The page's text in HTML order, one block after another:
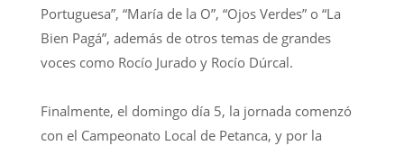
Portuguesa”, “María de la O”, “Ojos Verdes” o “La
Bien Pagá”, además de otros temas de grandes
voces como Rocío Jurado y Rocío Dúrcal.
Finalmente, el domingo día 5, la jornada comenzó
con el Campeonato Local de Petanca, y por la